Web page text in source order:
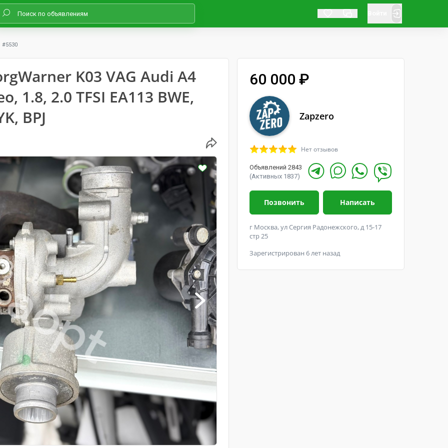
#5530
K03 VAG Audi A4
1.8, 2.0 TFSI EA113 BWE,
BPJ
60 000 ₽
Zapzero
Нет отзывов
Объявлений 2843
(Активных 1837)
Позвонить Написать
г Москва, ул Сергия Радонежского, д 15-17
стр 25
Зарегистрирован 6 лет назад